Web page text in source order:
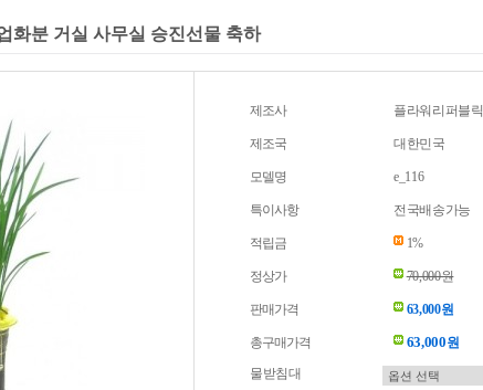
화분 거실 사무실 승진선물 축하
제조사 플라워리퍼블릭
제조국 대한민국
모델명 e_116
특이사항 전국배송가능
적립금 1%
정상가 70,000원
판매가격 63,000원
총구매가격 63,000원
물받침대